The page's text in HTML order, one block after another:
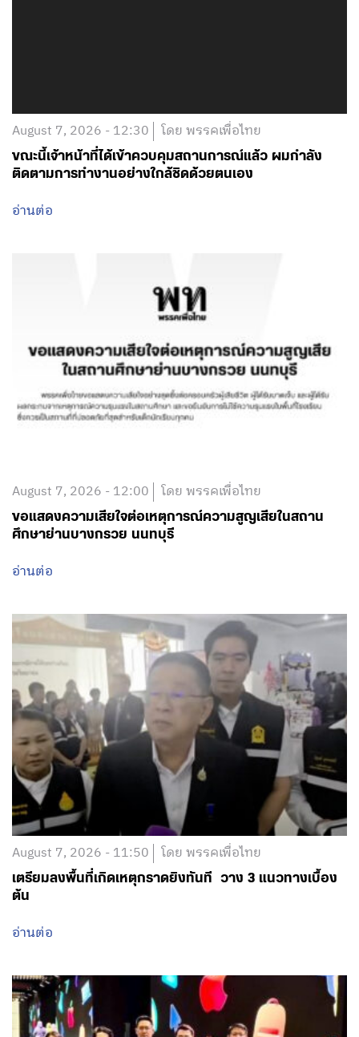
August 7, 2026 - 12:30 โดย พรรคเพื่อไทย
ขณะนี้เจ้าหน้าที่ได้เข้าควบคุมสถานการณ์แล้ว ผมกำลัง
ติดตามการทำงานอย่างใกล้ชิดด้วยตนเอง
อ่านต่อ
August 7, 2026 - 12:00 โดย พรรคเพื่อไทย
ขอแสดงความเสียใจต่อเหตุการณ์ความสูญเสียในสถาน
ศึกษาย่านบางกรวย นนทบุรี
อ่านต่อ
August 7, 2026 - 11:50 โดย พรรคเพื่อไทย
เตรียมลงพื้นที่เกิดเหตุกราดยิงทันที วาง 3 แนวทางเบื้อง
ต้น
อ่านต่อ